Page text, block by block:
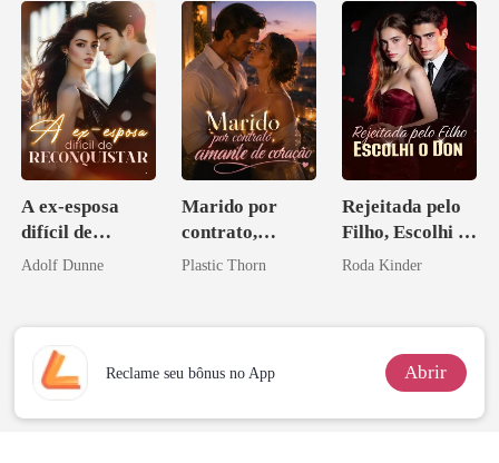
A ex-esposa
difícil de
reconquistar
Adolf Dunne
Marido por
contrato,
amante de
Plastic Thorn
Rejeitada pelo
Filho, Escolhi o
Don
Roda Kinder
Reclame seu bônus no App Abrir